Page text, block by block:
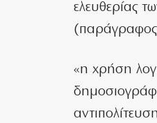
ελευθερίας
«η χρήση